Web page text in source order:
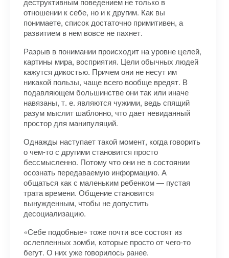
отношении к себе, но и к другим. Как вы
понимаете, список достаточно примитивен, а
развитием в нем вовсе не пахнет.
Разрыв в понимании происходит на уровне целей,
картины мира, восприятия. Цели обычных людей
кажутся дикостью. Причем они не несут им
никакой пользы, чаще всего вообще вредят. В
подавляющем большинстве они так или иначе
навязаны, т. е. являются чужими, ведь спящий
разум мыслит шаблонно, что дает невиданный
простор для манипуляций.
Однажды наступает такой момент, когда говорить
о чем-то с другими становится просто
бессмысленно. Потому что они не в состоянии
осознать передаваемую информацию. А
общаться как с маленьким ребенком — пустая
трата времени. Общение становится
вынужденным, чтобы не допустить
десоциализацию.
«Себе подобные» тоже почти все состоят из
ослепленных зомби, которые просто от чего-то
бегут. О них уже говорилось ранее.